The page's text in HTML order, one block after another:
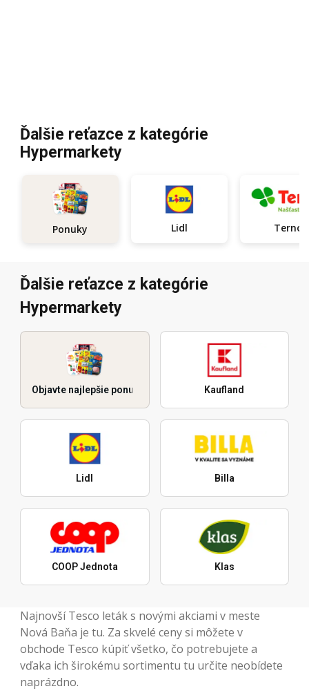
Ďalšie reťazce z kategórie
Hypermarkety
Ponuky Lidl Terno
Ďalšie reťazce z kategórie
Hypermarkety
Objavte najlepšie ponuky Kaufland
Lidl Billa
COOP Jednota Klas
Najnovší Tesco leták s novými akciami v meste
Nová Baňa je tu. Za skvelé ceny si môžete v
obchode Tesco kúpiť všetko, čo potrebujete a
vďaka ich širokému sortimentu tu určite neobídete
naprázdno.